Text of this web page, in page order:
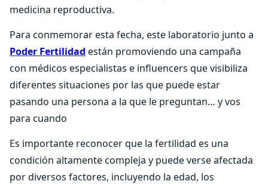
medicina reproductiva.
Para conmemorar esta fecha, este laboratorio junto a
Poder Fertilidad están promoviendo una campaña
con médicos especialistas e influencers que visibiliza
diferentes situaciones por las que puede estar
pasando una persona a la que le preguntan… y vos
para cuando
Es importante reconocer que la fertilidad es una
condición altamente compleja y puede verse afectada
por diversos factores, incluyendo la edad, los